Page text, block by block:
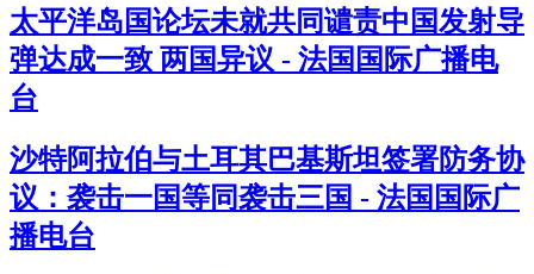
太平洋岛国论坛未就共同谴责中国发射导
弹达成一致 两国异议 - 法国国际广播电
台
沙特阿拉伯与土耳其巴基斯坦签署防务协
议：袭击一国等同袭击三国 - 法国国际广
播电台